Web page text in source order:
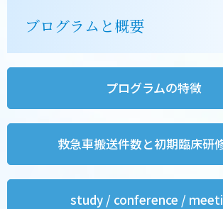
ブログラムと概要
プログラムの特徴
救急車搬送件数と初期臨床研
study / conference /